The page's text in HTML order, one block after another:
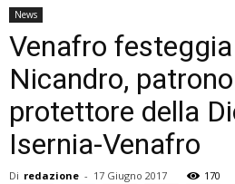
News
Venafro festeggia
Nicandro,
protettore della
Isernia-Venafro
Di redazione - 17 Giugno 2017 170